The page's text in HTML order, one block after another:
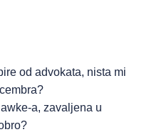
od advokata, nista mi
a, zavaljena u